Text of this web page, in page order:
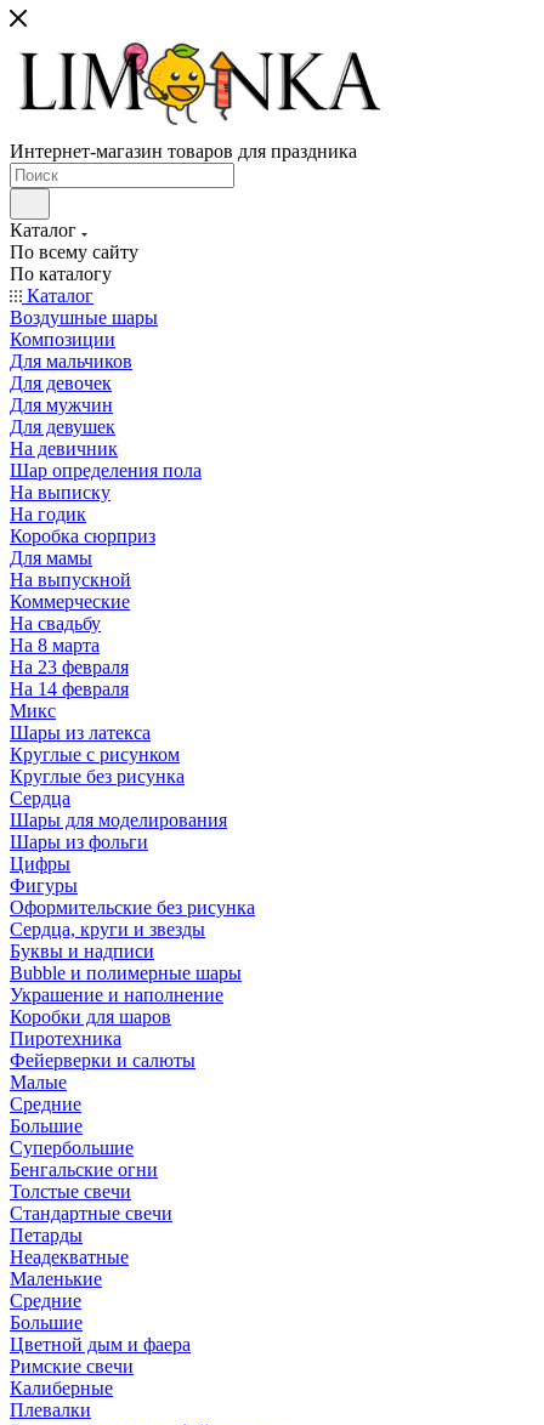
Интернет-магазин товаров для праздника
Каталог
По всему сайту
По каталогу
Каталог
Воздушные шары
Композиции
Для мальчиков
Для девочек
Для мужчин
Для девушек
На девичник
Шар определения пола
На выписку
На годик
Коробка сюрприз
Для мамы
На выпускной
Коммерческие
На свадьбу
На 8 марта
На 23 февраля
На 14 февраля
Микс
Шары из латекса
Круглые с рисунком
Круглые без рисунка
Сердца
Шары для моделирования
Шары из фольги
Цифры
Фигуры
Оформительские без рисунка
Сердца, круги и звезды
Буквы и надписи
Bubble и полимерные шары
Украшение и наполнение
Коробки для шаров
Пиротехника
Фейерверки и салюты
Малые
Средние
Большие
Супербольшие
Бенгальские огни
Толстые свечи
Стандартные свечи
Петарды
Неадекватные
Маленькие
Средние
Большие
Цветной дым и фаера
Римские свечи
Калиберные
Плевалки